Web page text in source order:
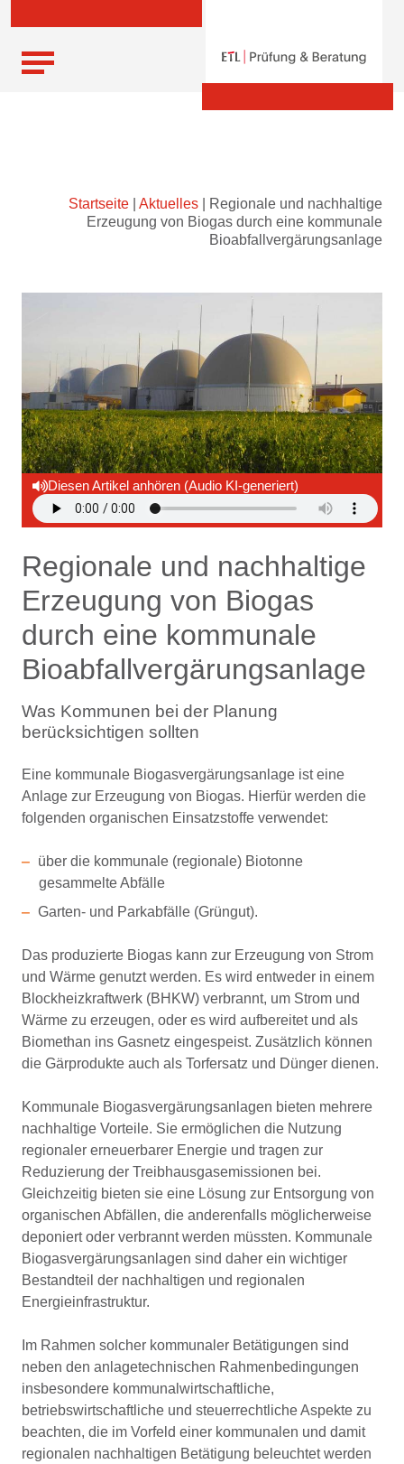
Startseite Aktuelles
Regionale und nachhaltige
Erzeugung von Biogas durch eine kommunale
Bioabfallvergärungsanlage
Diesen Artikel anhören (Audio KI-generiert)
Regionale und nachhaltige
Erzeugung von Biogas
durch eine kommunale
Bioabfallvergärungsanlage
Was Kommunen bei der Planung
berücksichtigen sollten
Eine kommunale Biogasvergärungsanlage ist eine
Anlage zur Erzeugung von Biogas. Hierfür werden die
folgenden organischen Einsatzstoffe verwendet:
über die kommunale (regionale) Biotonne
gesammelte Abfälle
Garten- und Parkabfälle (Grüngut).
Das produzierte Biogas kann zur Erzeugung von Strom
und Wärme genutzt werden. Es wird entweder in einem
Blockheizkraftwerk (BHKW) verbrannt, um Strom und
Wärme zu erzeugen, oder es wird aufbereitet und als
Biomethan ins Gasnetz eingespeist. Zusätzlich können
die Gärprodukte auch als Torfersatz und Dünger dienen.
Kommunale Biogasvergärungsanlagen bieten mehrere
nachhaltige Vorteile. Sie ermöglichen die Nutzung
regionaler erneuerbarer Energie und tragen zur
Reduzierung der Treibhausgasemissionen bei.
Gleichzeitig bieten sie eine Lösung zur Entsorgung von
organischen Abfällen, die anderenfalls möglicherweise
deponiert oder verbrannt werden müssten. Kommunale
Biogasvergärungsanlagen sind daher ein wichtiger
Bestandteil der nachhaltigen und regionalen
Energieinfrastruktur.
Im Rahmen solcher kommunaler Betätigungen sind
neben den anlagetechnischen Rahmenbedingungen
insbesondere kommunalwirtschaftliche,
betriebswirtschaftliche und steuerrechtliche Aspekte zu
beachten, die im Vorfeld einer kommunalen und damit
regionalen nachhaltigen Betätigung beleuchtet werden